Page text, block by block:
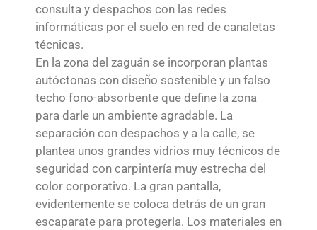
consulta y despachos con las redes
informáticas por el suelo en red de canaletas
técnicas.
En la zona del zaguán se incorporan plantas
autóctonas con diseño sostenible y un falso
techo fono-absorbente que define la zona
para darle un ambiente agradable. La
separación con despachos y a la calle, se
plantea unos grandes vidrios muy técnicos de
seguridad con carpintería muy estrecha del
color corporativo. La gran pantalla,
evidentemente se coloca detrás de un gran
escaparate para protegerla. Los materiales en